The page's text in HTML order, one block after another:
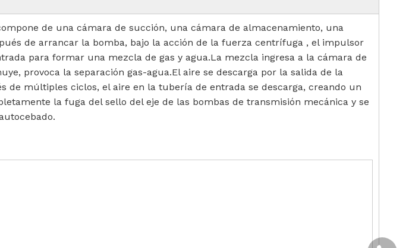
de una cámara de succión, una cámara de almacenamiento, una
de arrancar la bomba, bajo la acción de la fuerza centrífuga , el impulsor
para formar una mezcla de gas y agua.La mezcla ingresa a la cámara de
provoca la separación gas-agua.El aire se descarga por la salida de la
de múltiples ciclos, el aire en la tubería de entrada se descarga, creando un
la fuga del sello del eje de las bombas de transmisión mecánica y se